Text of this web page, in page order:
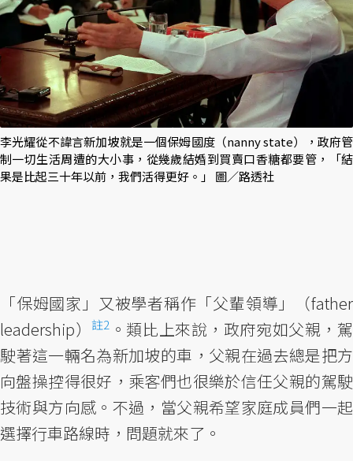
李光耀從不諱言新加坡就是一個保姆國度（nanny state），政府管
制一切生活周遭的大小事，從幾歲結婚到買賣口香糖都要管，「結
果是比起三十年以前，我們活得更好。」 圖／路透社
「保姆國家」又被學者稱作「父輩領導」（father
leadership）註2 。類比上來說，政府宛如父親，駕
駛著這一輛名為新加坡的車，父親在過去總是把方
向盤操控得很好，乘客們也很樂於信任父親的駕駛
技術與方向感。不過，當父親希望家庭成員們一起
選擇行車路線時，問題就來了。